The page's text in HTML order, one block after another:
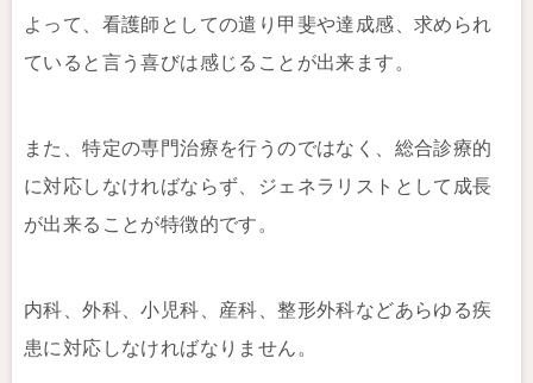
よって、看護師としての遣り甲斐や達成感、求められ
ていると言う喜びは感じることが出来ます。
また、特定の専門治療を行うのではなく、総合診療的
に対応しなければならず、ジェネラリストとして成長
が出来ることが特徴的です。
内科、外科、小児科、産科、整形外科などあらゆる疾
患に対応しなければなりません。